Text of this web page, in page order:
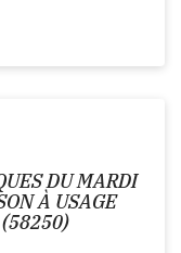
DU MARDI
À USAGE
(58250)